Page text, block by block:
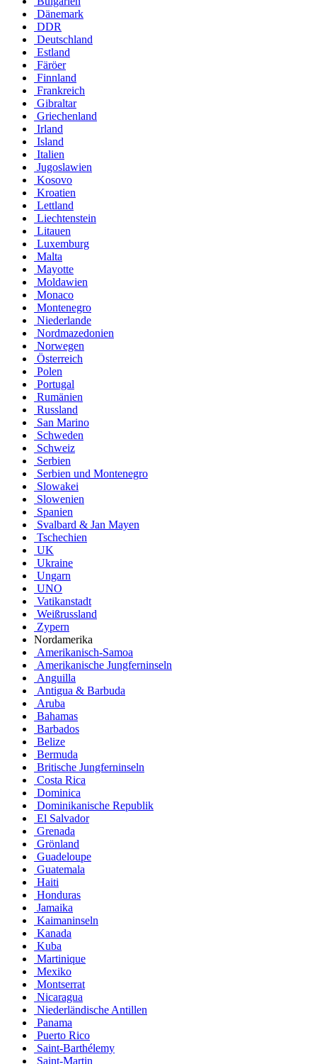
Dänemark
DDR
Deutschland
Estland
Färöer
Finnland
Frankreich
Gibraltar
Griechenland
Irland
Island
Italien
Jugoslawien
Kosovo
Kroatien
Lettland
Liechtenstein
Litauen
Luxemburg
Malta
Mayotte
Moldawien
Monaco
Montenegro
Niederlande
Nordmazedonien
Norwegen
Österreich
Polen
Portugal
Rumänien
Russland
San Marino
Schweden
Schweiz
Serbien
Serbien und Montenegro
Slowakei
Slowenien
Spanien
Svalbard & Jan Mayen
Tschechien
UK
Ukraine
Ungarn
UNO
Vatikanstadt
Weißrussland
Zypern
Nordamerika
Amerikanisch-Samoa
Amerikanische Jungferninseln
Anguilla
Antigua & Barbuda
Aruba
Bahamas
Barbados
Belize
Bermuda
Britische Jungferninseln
Costa Rica
Dominica
Dominikanische Republik
El Salvador
Grenada
Grönland
Guadeloupe
Guatemala
Haiti
Honduras
Jamaika
Kaimaninseln
Kanada
Kuba
Martinique
Mexiko
Montserrat
Nicaragua
Niederländische Antillen
Panama
Puerto Rico
Saint-Barthélemy
Saint-Martin